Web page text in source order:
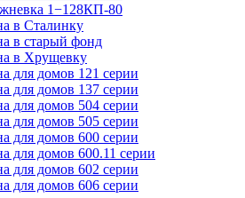
1−128КП-80
в Сталинку
в старый фонд
в Хрущевку
для домов 121 серии
для домов 137 серии
для домов 504 серии
для домов 505 серии
для домов 600 серии
для домов 600.11 серии
для домов 602 серии
для домов 606 серии